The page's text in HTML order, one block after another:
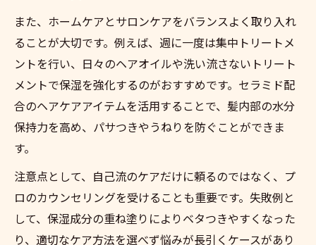
また、ホームケアとサロンケアをバランスよく取り入れ
ることが大切です。例えば、週に一度は集中トリートメ
ントを行い、日々のヘアオイルや洗い流さないトリート
メントで保湿を強化するのがおすすめです。セラミド配
合のヘアケアアイテムを活用することで、髪内部の水分
保持力を高め、パサつきやうねりを防ぐことができま
す。
注意点として、自己流のケアだけに頼るのではなく、プ
ロのカウンセリングを受けることも重要です。失敗例と
して、保湿成分の重ね塗りによりベタつきやすくなった
り、適切なケア方法を選べず悩みが長引くケースがあり